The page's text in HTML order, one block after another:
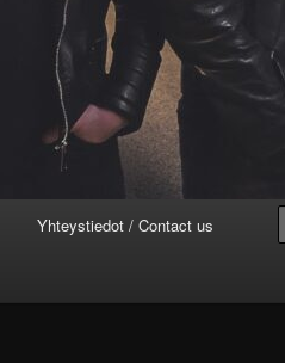
Yhteystiedot / Contact us